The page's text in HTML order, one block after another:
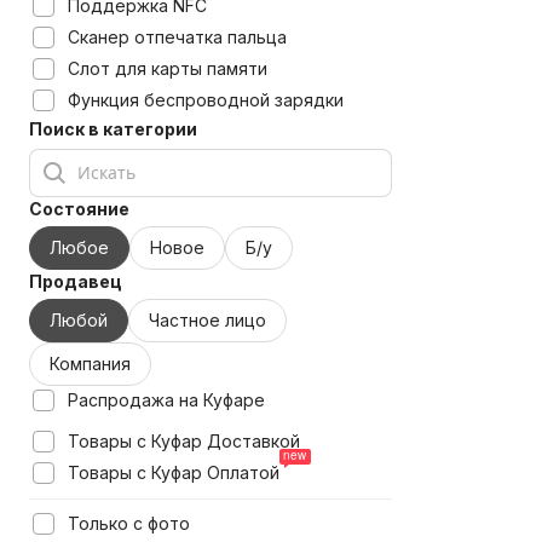
Поддержка NFC
Сканер отпечатка пальца
Слот для карты памяти
Функция беспроводной зарядки
Поиск в категории
Состояние
Любое
Новое
Б/у
Продавец
Любой
Частное лицо
Компания
Распродажа на Куфаре
Товары с Куфар Доставкой
Товары с Куфар Оплатой
Только с фото